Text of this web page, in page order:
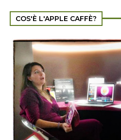
COS'È L'APPLE CAFFÈ?